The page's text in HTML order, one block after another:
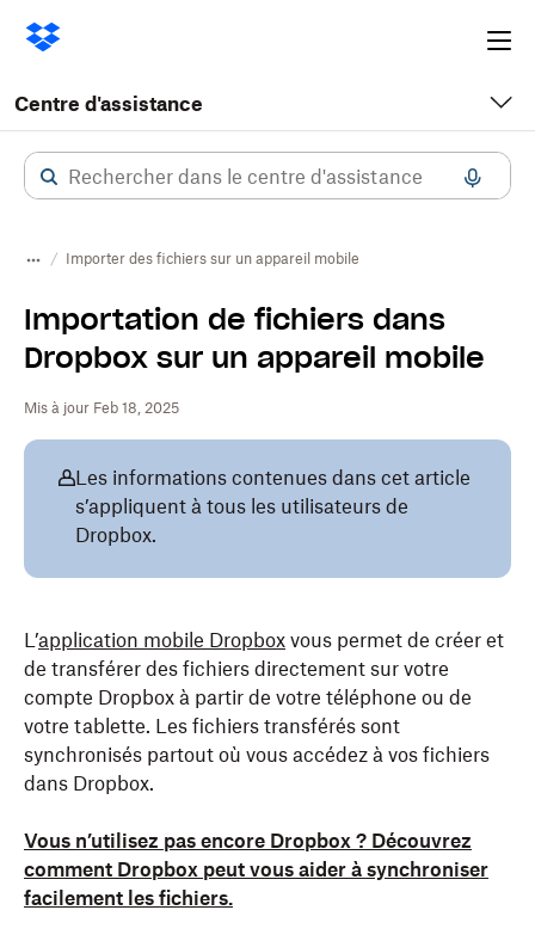
Centre d'assistance
Importer des fichiers sur un appareil mobile
Importation de fichiers dans
Dropbox sur un appareil mobile
Mis à jour Feb 18, 2025
Les informations contenues dans cet article
s’appliquent à tous les utilisateurs de
Dropbox.
L’application mobile Dropbox vous permet de créer et
de transférer des fichiers directement sur votre
compte Dropbox à partir de votre téléphone ou de
votre tablette. Les fichiers transférés sont
synchronisés partout où vous accédez à vos fichiers
dans Dropbox.
Vous n’utilisez pas encore Dropbox ? Découvrez
comment Dropbox peut vous aider à synchroniser
facilement les fichiers.